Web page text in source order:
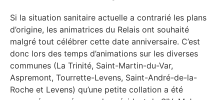
Si la situation sanitaire actuelle a contrarié les plans
d’origine, les animatrices du Relais ont souhaité
malgré tout célébrer cette date anniversaire. C’est
donc lors des temps d’animations sur les diverses
communes (La Trinité, Saint-Martin-du-Var,
Aspremont, Tourrette-Levens, Saint-André-de-la-
Roche et Levens) qu’une petite collation a été